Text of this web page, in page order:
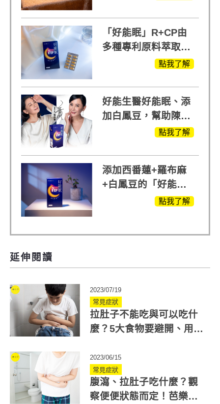
「好能眠」R+CP由
多種專利原料萃取、
白鳳豆、羅布麻、西
晰的關鍵!
點我了解
好能生醫好能眠、添
加白鳳豆，幫助陳亞
蘭入睡的力量點我了解
添加西番蓮+羅布麻
+白鳳豆的「好能
眠」，獨家專利配
點我了解
延伸閱讀
2023/07/19
常見症狀
拉肚子不能吃與可以吃什
麼？5大食物要避開、用這
2023/06/15
常見症狀
腹瀉、拉肚子吃什麼？觀
察便便狀態而定！芭樂、